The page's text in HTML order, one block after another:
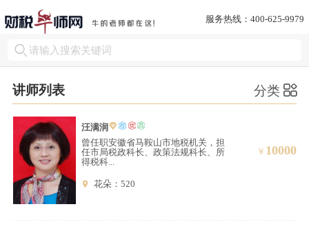
服务热线：400-625-9979
讲师列表 分类
汪满润
曾任职安徽省马鞍山市地税机关，担
任市局税政科长、政策法规科长、所
得税科...
花朵：520
￥ 10000